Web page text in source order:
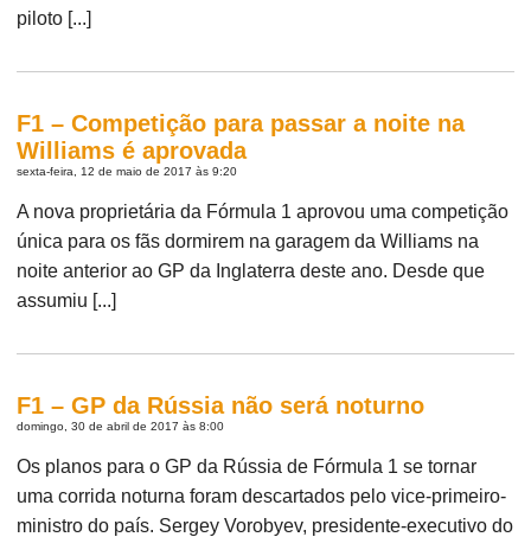
piloto [...]
F1 – Competição para passar a noite na
Williams é aprovada
sexta-feira, 12 de maio de 2017 às 9:20
A nova proprietária da Fórmula 1 aprovou uma competição
única para os fãs dormirem na garagem da Williams na
noite anterior ao GP da Inglaterra deste ano. Desde que
assumiu [...]
F1 – GP da Rússia não será noturno
domingo, 30 de abril de 2017 às 8:00
Os planos para o GP da Rússia de Fórmula 1 se tornar
uma corrida noturna foram descartados pelo vice-primeiro-
ministro do país. Sergey Vorobyev, presidente-executivo do